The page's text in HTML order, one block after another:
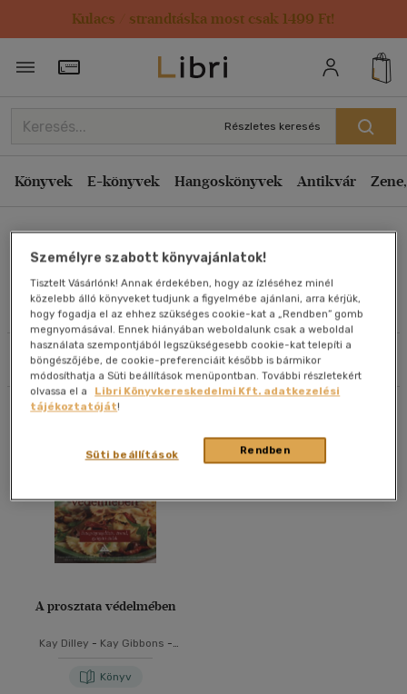
Kulacs / strandtáska most csak 1499 Ft!
Törzsvásárlói Kártya adatai
Részletes keresés
Könyvek E-könyvek Hangoskönyvek Antikvár
Művei
Szűrés Rendezés
Rendezés
Kiadás éve szerint csökkenő
Ár szerint csökkenő
Eladott darabszám szerint csökkenő
Eladott darabszám szerint növekvő
Cím szerint A-Z
Szerző szerint A-Z
Megjelenítés
20 db / oldal
Alkalmaz
A prosztata védelmében
Kay Dilley - Kay Gibbons -
Könyv
Személyre szabott könyvajánlatok!
Tisztelt Vásárlónk! Annak érdekében, hogy az ízléséhez minél
közelebb álló könyveket tudjunk a figyelmébe ajánlani, arra kérjük,
hogy fogadja el az ehhez szükséges cookie-kat a „Rendben” gomb
megnyomásával. Ennek hiányában weboldalunk csak a weboldal
használata szempontjából legszükségesebb cookie-kat telepíti a
böngészőjébe, de cookie-preferenciáit később is bármikor
módosíthatja a Süti beállítások menüpontban. További részletekért
olvassa el a
Libri Könyvkereskedelmi Kft. adatkezelési
tájékoztatóját!
Rendben
Süti beállítások